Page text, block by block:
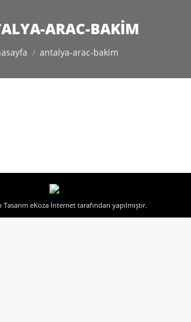
ARAC-BAKIM
are here:
antalya-arac-bakim
eKoza İnternet tarafından yapılmıştır.